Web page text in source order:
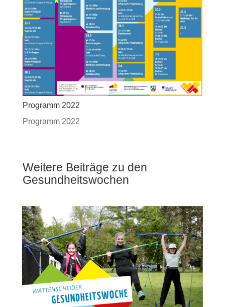
Programm 2022
Programm 2022
Weitere Beiträge zu den
Gesundheitswochen